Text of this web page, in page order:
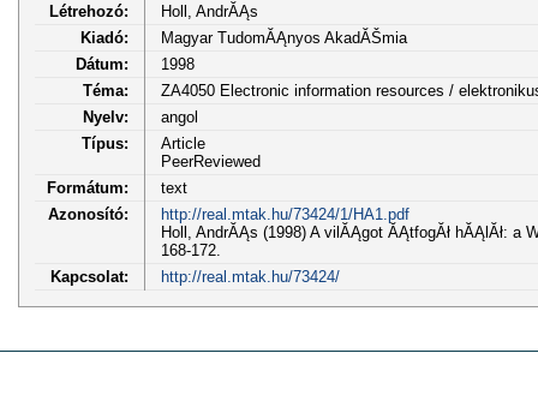
Létrehozó:
Holl, AndrĂĄs
Kiadó:
Magyar TudomĂĄnyos AkadĂŠmia
Dátum:
1998
Téma:
ZA4050 Electronic information resources /
Nyelv:
angol
Típus:
Article
PeerReviewed
Formátum:
text
Azonosító:
http://real.mtak.hu/73424/1/HA1.pdf
Holl, AndrĂĄs (1998) A vilĂĄgot ĂĄtfogĂł hĂĄlĂł: a
168-172.
Kapcsolat:
http://real.mtak.hu/73424/